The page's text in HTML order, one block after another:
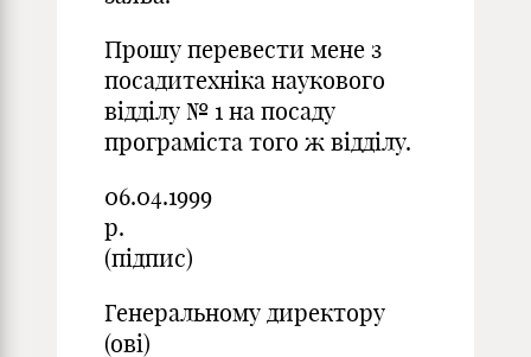
Прошу перевести мене з
посадитехніка наукового
відділу № 1 на посаду
програміста того ж відділу.
06.04.1999
р.
(підпис)
Генеральному директору
(ові)